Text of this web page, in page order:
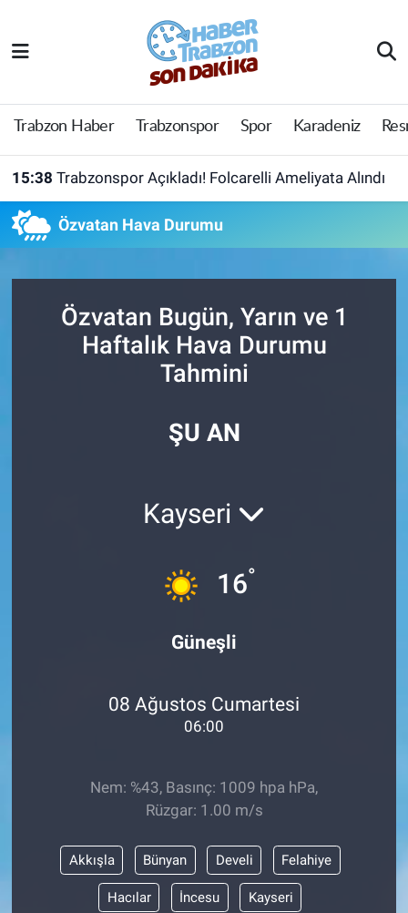
Trabzon Haber Trabzonspor Spor Karadeniz
15:38 Trabzonspor Açıkladı! Folcarelli Ameliyata Alındı
Özvatan Hava Durumu
Özvatan Bugün, Yarın ve 1
Haftalık Hava Durumu
Tahmini
ŞU AN
Kayseri
16°
Güneşli
08 Ağustos Cumartesi
06:00
Nem: %43, Basınç: 1009 hpa hPa,
Rüzgar: 1.00 m/s
Akkışla Bünyan Develi Felahiye
Hacılar İncesu Kayseri
Trabzon Haber
Trabzonspor
Yazarlar
Perde Arkası
Trabzon Nöbetçi Eczaneler
Trabzon Hava Durumu
Tüm Manşetler
Son Dakika Haberleri